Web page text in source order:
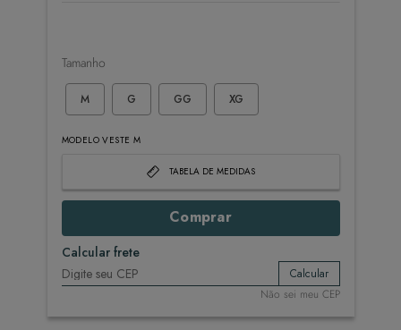
Tamanho
M G XG
GG
MODELO VESTE M
TABELA DE MEDIDAS
Comprar
Calcular frete
Calcular
Não sei meu CEP